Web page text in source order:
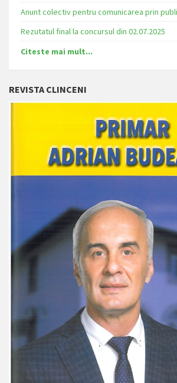
Anunt colectiv pentru comunicarea prin
Rezutatul final la concursul din 02.07.2025
Citeste mai mult...
REVISTA CLINCENI